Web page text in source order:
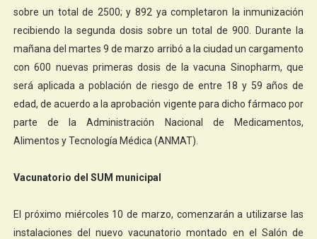
sobre un total de 2500; y 892 ya completaron la inmunización
recibiendo la segunda dosis sobre un total de 900. Durante la
mañana del martes 9 de marzo arribó a la ciudad un cargamento
con 600 nuevas primeras dosis de la vacuna Sinopharm, que
será aplicada a población de riesgo de entre 18 y 59 años de
edad, de acuerdo a la aprobación vigente para dicho fármaco por
parte de la Administración Nacional de Medicamentos,
Alimentos y Tecnología Médica (ANMAT).
Vacunatorio del SUM municipal
El próximo miércoles 10 de marzo, comenzarán a utilizarse las
instalaciones del nuevo vacunatorio montado en el Salón de